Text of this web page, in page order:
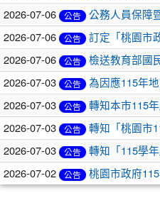
2026-07-06
公告
公務人員保障
2026-07-06
公告
訂定「桃園市
2026-07-06
公告
檢送教育部國
2026-07-03
公告
為因應115年
2026-07-03
公告
轉知本市115
2026-07-03
公告
轉知「桃園市
2026-07-03
公告
轉知「115學
2026-07-02
公告 桃園市政府